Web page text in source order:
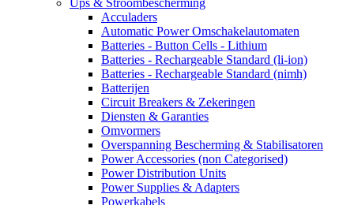
Acculaders
Automatic Power Omschakelautomaten
Batteries - Button Cells - Lithium
Batteries - Rechargeable Standard (li-ion)
Batteries - Rechargeable Standard (nimh)
Batterijen
Circuit Breakers & Zekeringen
Diensten & Garanties
Omvormers
Overspanning Bescherming & Stabilisatoren
Power Accessories (non Categorised)
Power Distribution Units
Power Supplies & Adapters
Powerkabels